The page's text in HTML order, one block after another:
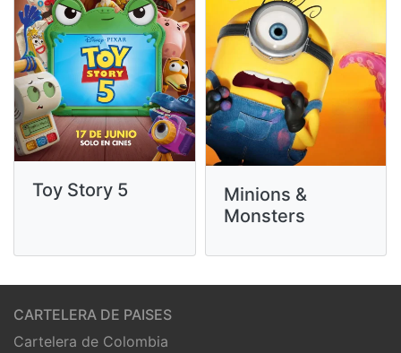
Toy Story 5
Minions &
Monsters
CARTELERA DE PAISES
Cartelera de Colombia